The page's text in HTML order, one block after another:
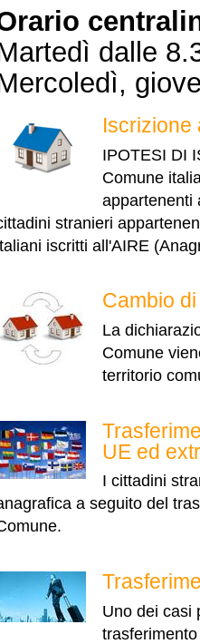
dalle
Iscrizione
IPOTESI DI
Comune
appartenenti
stranieri
iscritti all'AIRE
Cambio
La
Comune
territorio
UE ed
I cittadini
a seguito del
Uno dei casi